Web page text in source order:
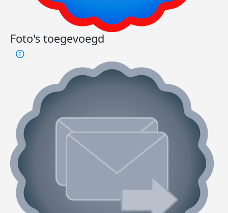
Foto's toegevoegd